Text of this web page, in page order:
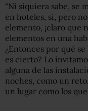
“Ni siquiera sabe, se
en hoteles, sí, pero
elemento, ¡claro que
elementos en una
¿Entonces por qué
es cierto? Lo
alguna de las
noches, como un
un lugar como los